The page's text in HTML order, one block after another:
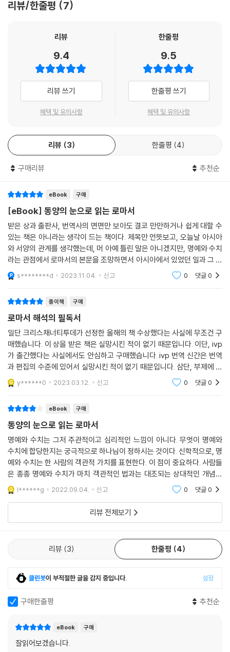
무 다르다. 우리는 성경을 읽고 이해하기 위해 서양의 논리적인 정통 신학
더 우선하고, 개개인의 유무죄보다 가족과 관계에서의 명예와 수치가 더
ontext culture)는 많은 점에서 고대 지중해 문화의 사회상을 보여 준다.
서양인으로서 동아시아에서 오랜 기간 사역하면서 동양의 눈을 갖추게 된
저자는, 다문화적 관점이 성경 해석과 적용을 더 폭넓고 풍성하게 한다고
주장한다. 이 책은 우리가 더 폭넓은 문화적 렌즈로 성경을 해석할 수 있는
실증적 사례를 제시한다.
‘로마서의 핵심 메시지는 이신칭의’로 충분한가?
로마서는 전통적으로 복음의 핵심이 담겨 있는 바울 신학의 정수이자 성경
의 다이아몬드로 여겨지며, 이신칭의 교리와 성령의 인도를 받는 신자의
s Road)은 복음 전도를 위한 핵심 교리들을 전하는 일련의 로마서 구절들
로, 교회에서 즐겨 암송된다. 그런데 서양 신학의 관점이 아니라 동양의 눈
으로 로마서 본문을 읽으면, ‘이신칭의’로 요약되는 구원의 길 이면에 그간
서양 해석자들이 종종 간과하거나 덜 강조했던 지점들이 새롭게 반짝이는
것을 발견할 수 있다. 하나님의 의와 영광은 무엇이고, 하나님 백성의 명예
는 무엇인가? 그리스도는 명예와 수치에 대한 세상의 기준을 어떻게 전복
시키며, 그리스도인은 어떻게 수치를 통해 영광을 바랄 수 있는가?
바울은 자신의 스페인 선교 여정에 로마 교회의 지원을 얻고자 하는 목적
으로 편지를 썼다. 그러나 고대 지중해 문화의 특성상 직접적 요청이 아니
라 간접적 소통 방식으로 메시지를 구성하여 여러 목적을 이루고자 했다.
그는 이스라엘의 이야기를 사용하여 ‘이방인’에 대한 ‘유대인’의 우월감이
하나님의 명예를 손상시키는 만큼 ‘야만인’에 대한 ‘헬라인’의 우월감도 하
나님의 명예를 손상시킨다는 것을 지적한다. 그러나 하나님은 자기 백성을
광을 변호하고 그분의 ‘체면’을 살리는 그리스도를 통해, 그분의 백성은 새
소망하고, ‘부끄러움을 당하지 아니하리라’는 약속을 받는다. 교회는 그리
스도의 ‘몸’이라는 집단적 정체성에 근거하여 서로 존중하고 조화를 이룰
것을 권면받는다. 믿음은 명예와 마찬가지로, 본질적으로 공적인 것이다.
교회가 사회에서 비판과 의심의 대상이 된 오늘날, 이 책을 통해 교회는 명
예와 수치에 대한 관점을 회복하고, 구원의 사유화를 벗어나 믿음 곧 그리
스도께 대한 충성을 공적으로 나타냄으로써 하나님을 명예롭게 하라는 부
르심에 응답할 수 있을 것이다.
- 로마서의 배경인 고대 지중해 세계의 문화적 관점을 더 가깝게 이해하고
자 하는 성경 연구자
- 동양의 전통적 가치들과 성경적 신앙의 조화를 고민하는 그리스도인
- 동아시아인들에게 복음 메시지를 어떻게 제시할지 고민하는 선교사, 목
리뷰/한줄평 7
리뷰
9.4
리뷰 쓰기
혜택 및 유의사항
한줄평
9.5
한줄평 쓰기
혜택 및 유의사항
리뷰 3 한줄평 4
구매리뷰 추천순
eBook 구매
[eBook] 동양의 눈으로 읽는 로마서
받은 상과 출판사, 번역사의 면면만 보아도 결코 만만하거나 쉽게 대할 수
있는 책은 아니라는 생각이 드는 책이다. 제목만 언뜻보고, 오늘날 아시아
와 서양의 관계를 생각했는데, 머 아예 틀린 말은 아니겠지만, 명예와 수치
라는 관점에서 로마서의 본문을 조망하면서 아시아에서 있었던 일과 그 기
록을 서양의 입장에서 해석해온 관점들은 다시 원문의 의미로 돌아와 차근
차근 해석해가
s********d 2023.11.04. 신고 0 댓글0
종이책 구매
로마서 해석의 필독서
일단 크리스채너티투데가 선정한 올해의 책 수상했다는 사실에 무조건 구
매했습니다. 이 상을 받은 책은 실망시킨 적이 없기 때문입니다. 이단, ivp
가 출간했다는 사실에서도 안심하고 구매했습니다. ivp 번역 신간은 번역
과 편집의 수준에 있어서 실망시킨 적이 없기 때문입니다. 삼단, 부제에 있
는 명예-수치 문화 때문에 유혹되어 구매했습니다. 우수한 로마서 주석들
이 비교해보면 거
y******0 2023.03.12. 신고 0 댓글0
eBook 구매
동양의 눈으로 읽는 로마서
명예와 수치는 그저 주관적이고 심리적인 느낌이 아니다. 무엇이 명예와
수치에 합당한지는 궁극적으로 하나님이 정하시는 것이다. 신학적으로, 명
예와 수치는 한 사람의 객관적 가치를 표현한다. 이 점이 중요하다. 사람들
은 종종 명예와 수치가 마치 객관적인 법과는 대조되는 상대적인 개념인
것처럼 오해한다. 문화들 사이에 명예와 수치에 대한 상반되는 관점이 존
재하는 것은 사실
l******g 2022.09.04. 신고 0 댓글0
리뷰 전체보기
리뷰 3 한줄평 4
클린봇이 부적절한 글을 감지 중입니다. 설정
구매한줄평 추천순
eBook 구매
잘읽어보겠습니다.